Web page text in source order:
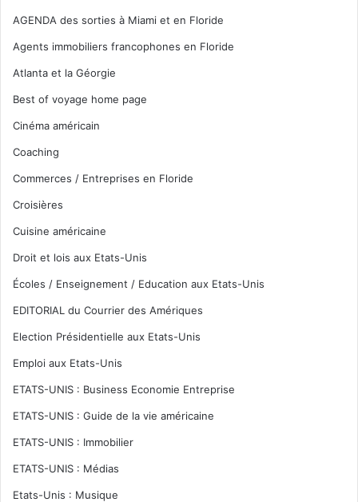
AGENDA des sorties à Miami et en Floride
Agents immobiliers francophones en Floride
Atlanta et la Géorgie
Best of voyage home page
Cinéma américain
Coaching
Commerces / Entreprises en Floride
Croisières
Cuisine américaine
Droit et lois aux Etats-Unis
Écoles / Enseignement / Education aux Etats-Unis
EDITORIAL du Courrier des Amériques
Election Présidentielle aux Etats-Unis
Emploi aux Etats-Unis
ETATS-UNIS : Business Economie Entreprise
ETATS-UNIS : Guide de la vie américaine
ETATS-UNIS : Immobilier
ETATS-UNIS : Médias
Etats-Unis : Musique